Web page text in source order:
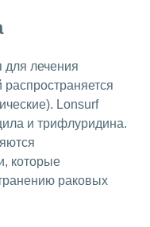
для лечения
распространяется
Lonsurf
и трифлуридина.
которые
раковых